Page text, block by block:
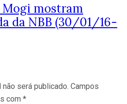
Mogi mostram
da NBB (30/01/16-
será publicado. Campos
com *